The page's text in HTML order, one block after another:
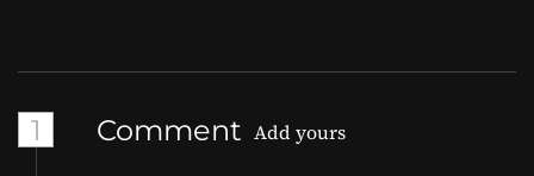
1 Comment Add yours